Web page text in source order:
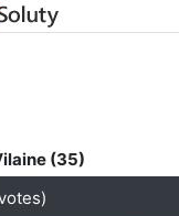
(35)